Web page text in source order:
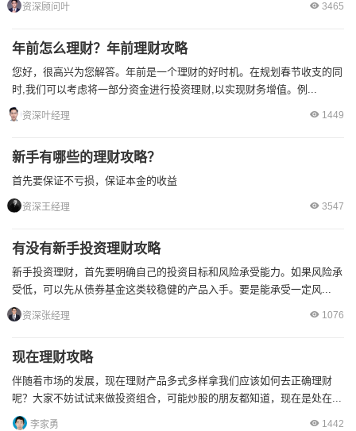
资深顾问叶 3465
年前怎么理财？年前理财攻略
您好，很高兴为您解答。年前是一个理财的好时机。在规划春节收支的同
时,我们可以考虑将一部分资金进行投资理财,以实现财务增值。例...
资深叶经理 1449
新手有哪些的理财攻略？
首先要保证不亏损，保证本金的收益
资深王经理 3547
有没有新手投资理财攻略
新手投资理财，首先要明确自己的投资目标和风险承受能力。如果风险承
受低，可以先从债券基金这类较稳健的产品入手。要是能承受一定风...
资深张经理 1076
现在理财攻略
伴随着市场的发展，现在理财产品多式多样拿我们应该如何去正确理财
呢？大家不妨试试来做投资组合，可能炒股的朋友都知道，现在是处在...
李家勇 1442